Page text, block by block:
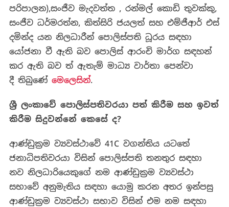
පරිපාලන),සංජීව මැදවත්ත , රන්මල් කොඩි තුවක්කු,
සංජීව ධර්මරත්න, කිත්සිරි ජයලත් සහ එම්ජීආර් එස්
දමින්ද යන නිලධාරීන් පොලිස්පති ධූරය සඳහා
යෝජනා වී ඇති බව පොලිස් ආරංචි මාර්ග සඳහන්
කර ඇති බව ත් ඇතැම් මාධ්‍ය වාර්තා පෙන්වා
දී තිබුණේ මෙලෙසින්.
ශ්‍රී ලංකාවේ පොලිස්පතිවරයා පත් කිරීම සහ ඉවත්
කිරීම සිදුවන්නේ කෙසේ ද?
ආණ්ඩුක්‍රම ව්‍යවස්ථාවේ 41C වගන්තිය යටතේ
ජනාධිපතිවරයා විසින් පොලිස්පති තනතුර සඳහා
නව නිලධාරියෙකුගේ නම ආණ්ඩුක්‍රම ව්‍යවස්ථා
සභාවේ අනුමැතිය සඳහා යොමු කරන අතර ඉන්පසු
ආණ්ඩුක්‍රම ව්‍යවස්ථා සභාව විසින් එම නම සඳහා